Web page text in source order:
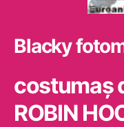
Blacky
costumaş
ROBIN